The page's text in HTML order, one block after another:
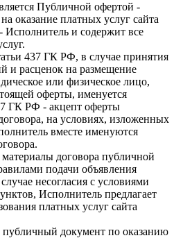
Публичной офертой -
оказание платных услуг сайта
Исполнитель и содержит все
437 ГК РФ, в случае принятия
и расценок на размещение
или физическое лицо,
оферты, именуется
ГК РФ - акцепт оферты
на условиях, изложенных
вместе именуются
договора публичной
подачи объявления
несогласия с условиями
Исполнитель предлагает
платных услуг сайта
документ по оказанию